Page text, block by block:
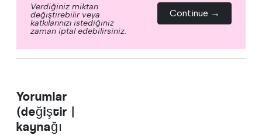
Verdiğiniz miktarı
değiştirebilir veya
katkılarınızı istediğiniz
zaman iptal edebilirsiniz.
Continue →
Yorumlar
(değiştir |
kaynağı